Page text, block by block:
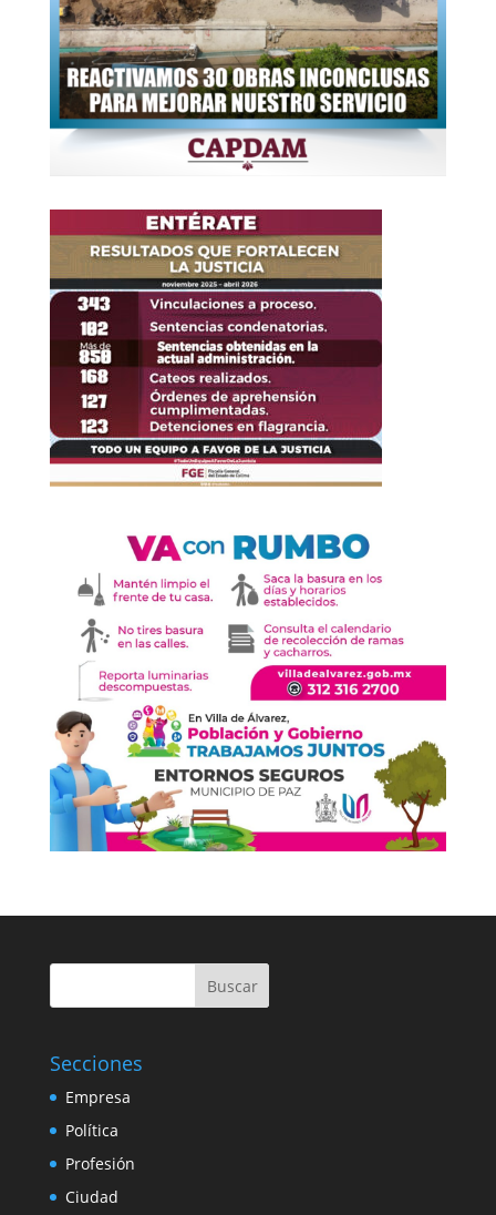
Buscar
Secciones
Empresa
Política
Profesión
Ciudad